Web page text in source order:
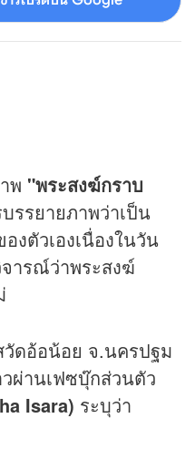
พ "พระสงฆ์กราบ
รรยายภาพว่าเป็น
องตัวเองเนื่องในวัน
ารณ์ว่าพระสงฆ์
วัดอ้อน้อย จ.นครปฐม
ผ่านเฟซบุ๊กส่วนตัว
Isara) ระบุว่า